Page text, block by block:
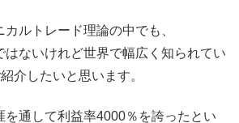
ルトレード理論の中でも、
はないけれど世界で幅広く知られてい
介したいと思います。
を通して利益率4000％を誇ったとい